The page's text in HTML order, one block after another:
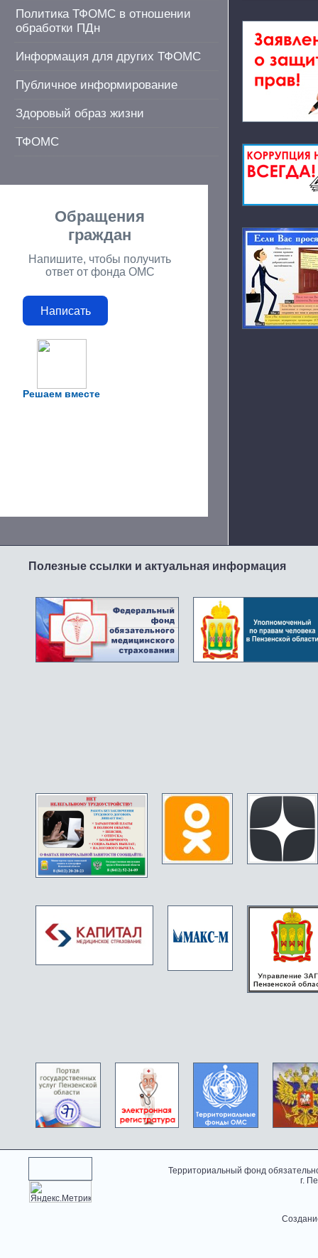
Политика ТФОМС в отношении
обработки ПДн
Информация для других ТФОМС
Публичное информирование
Здоровый образ жизни
ТФОМС
Решаем вместе
Обращения
граждан
Напишите, чтобы получить
ответ от фонда ОМС
Написать
Полезные ссылки и актуальная информация
Территориальный фонд
г.